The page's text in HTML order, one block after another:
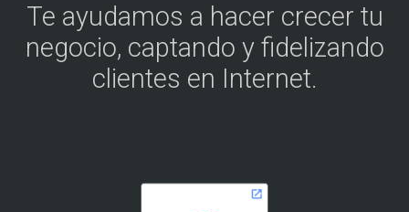
Te ayudamos a hacer crecer tu
negocio, captando y fidelizando
clientes en Internet.